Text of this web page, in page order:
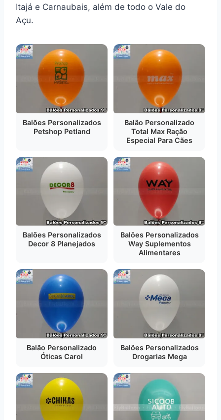
Itajá e Carnaubais, além de todo o Vale do
Açu.
Balões Personalizados
Petshop Petland
Balão Personalizado
Total Max Ração
Especial Para Cães
Balões Personalizados
Decor 8 Planejados
Balões Personalizados
Way Suplementos
Alimentares
Balão Personalizado
Óticas Carol
Balões Personalizados
Drogarias Mega